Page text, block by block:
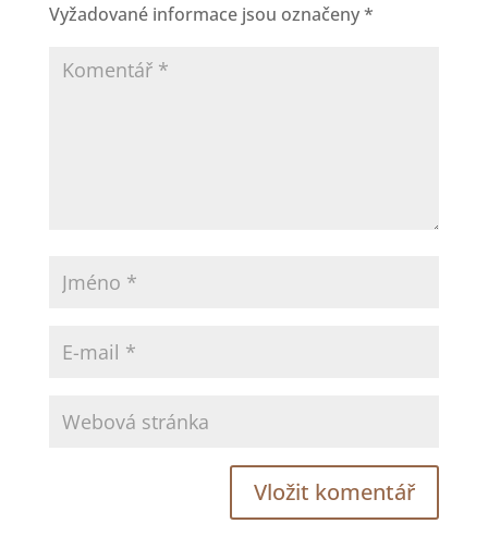
Vyžadované informace jsou označeny*